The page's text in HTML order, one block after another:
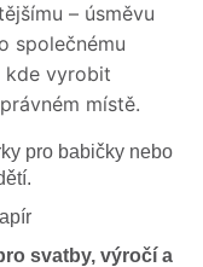
– úsměvu
společnému
kde vyrobit
místě.
pro babičky nebo
svatby, výročí a